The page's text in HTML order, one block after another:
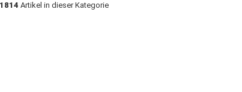
1814 Artikel in dieser Kategorie